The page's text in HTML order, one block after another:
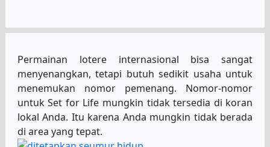
Permainan lotere internasional bisa sangat
menyenangkan, tetapi butuh sedikit usaha untuk
menemukan nomor pemenang. Nomor-nomor
untuk Set for Life mungkin tidak tersedia di koran
lokal Anda. Itu karena Anda mungkin tidak berada
di area yang tepat.